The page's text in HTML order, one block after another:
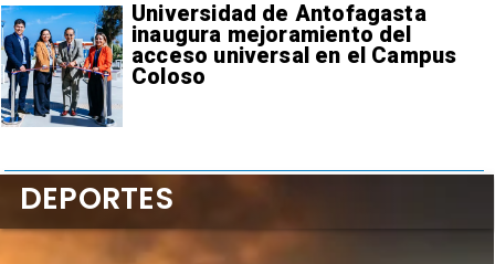
Universidad de Antofagasta
inaugura mejoramiento del
acceso universal en el Campus
Coloso
DEPORTES